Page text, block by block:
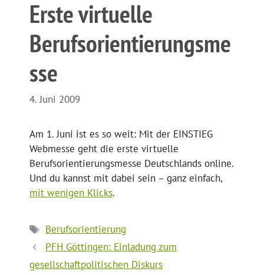
Erste virtuelle
Berufsorientierungsme
sse
4. Juni 2009
Am 1. Juni ist es so weit: Mit der EINSTIEG
Webmesse geht die erste virtuelle
Berufsorientierungsmesse Deutschlands online.
Und du kannst mit dabei sein – ganz einfach,
mit wenigen Klicks.
Schlagwörter
Berufsorientierung
PFH Göttingen: Einladung zum
gesellschaftpolitischen Diskurs